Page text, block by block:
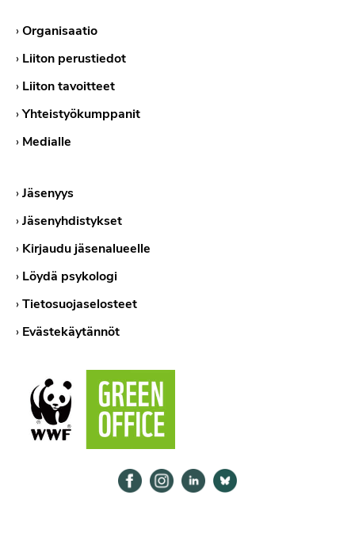
›Organisaatio
› Liiton perustiedot
› Liiton tavoitteet
›Yhteistyökumppanit
› Medialle
›Jäsenyys
›Jäsenyhdistykset
› Kirjaudu jäsenalueelle
› Löydä psykologi
›Tietosuojaselosteet
› Evästekäytännöt